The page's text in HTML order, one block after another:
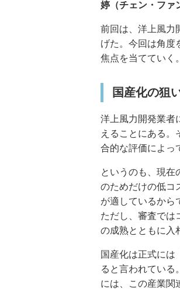
婷（チェン・ファ
前回は、洋上風力
げた。今回は角度
焦点を当てていく。
国産化の狙
洋上風力開発業者
えることにある
合的な評価によっ
というのも、現在
のためだけの低コ
が適しているから
ただし、審査では
の成熟とともに入
国産化は正式には
ると言われている
には、この産業関